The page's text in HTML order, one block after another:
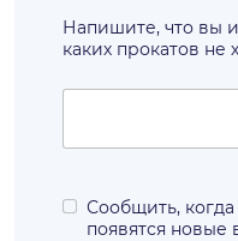
Напишите, что вы
каких прокатов не
Сообщить,
появятся новые